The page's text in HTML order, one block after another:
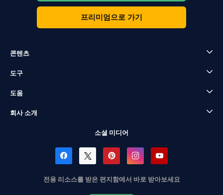
프리미엄으로 가기
콘텐츠
도구
도움
회사 소개
소셜 미디어
전용 리소스를 받은 편지함에서 바로 받아보세요